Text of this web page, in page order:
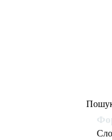
Пошук